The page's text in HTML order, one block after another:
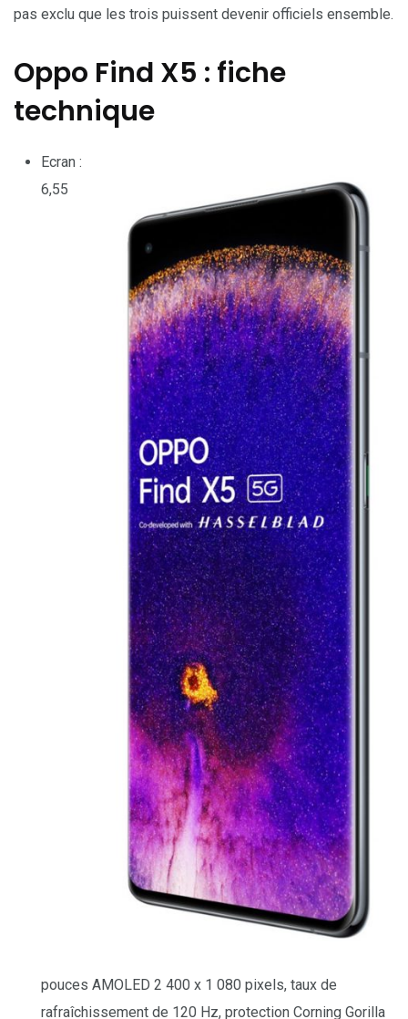
pas exclu que les trois puissent devenir officiels ensemble.
Oppo Find X5 : fiche
technique
Ecran :
6,55
pouces AMOLED 2 400 x 1 080 pixels, taux de
rafraîchissement de 120 Hz, protection Corning Gorilla